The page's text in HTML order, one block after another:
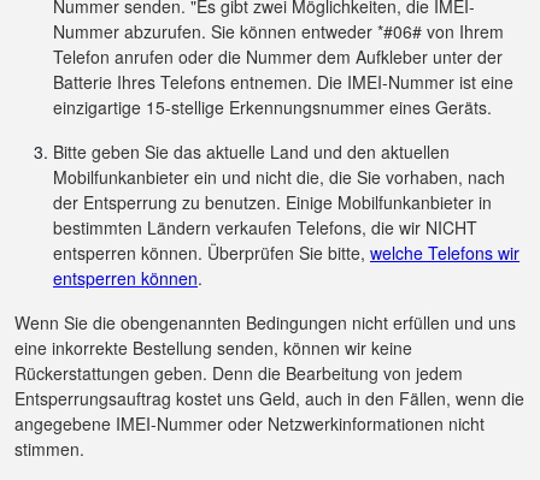
Nummer senden. "Es gibt zwei Möglichkeiten, die IMEI-
Nummer abzurufen. Sie können entweder *#06# von Ihrem
Telefon anrufen oder die Nummer dem Aufkleber unter der
Batterie Ihres Telefons entnemen. Die IMEI-Nummer ist eine
einzigartige 15-stellige Erkennungsnummer eines Geräts.
Bitte geben Sie das aktuelle Land und den aktuellen
Mobilfunkanbieter ein und nicht die, die Sie vorhaben, nach
der Entsperrung zu benutzen. Einige Mobilfunkanbieter in
bestimmten Ländern verkaufen Telefons, die wir NICHT
entsperren können. Überprüfen Sie bitte, welche Telefons wir
entsperren können.
Wenn Sie die obengenannten Bedingungen nicht erfüllen und uns
eine inkorrekte Bestellung senden, können wir keine
Rückerstattungen geben. Denn die Bearbeitung von jedem
Entsperrungsauftrag kostet uns Geld, auch in den Fällen, wenn die
angegebene IMEI-Nummer oder Netzwerkinformationen nicht
stimmen.